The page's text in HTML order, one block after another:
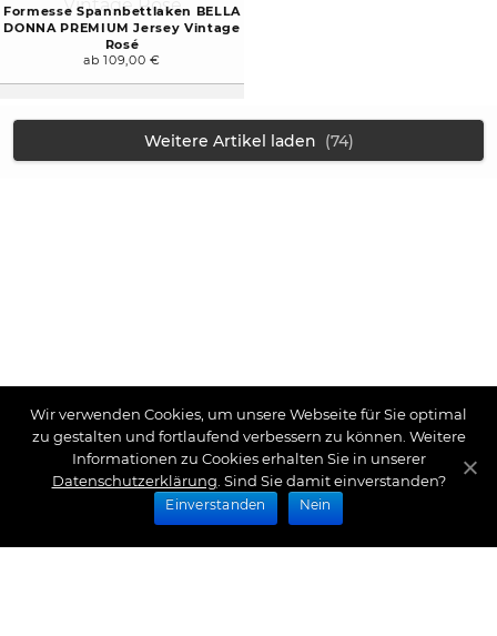
Formesse Spannbettlaken BELLA
DONNA PREMIUM Jersey Vintage
Rosé
ab 109,00 €
Weitere Artikel laden (74)
Wir verwenden Cookies, um unsere Webseite für Sie optimal
zu gestalten und fortlaufend verbessern zu können. Weitere
Informationen zu Cookies erhalten Sie in unserer
Datenschutzerklärung . Sind Sie damit einverstanden?
Einverstanden Nein